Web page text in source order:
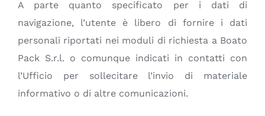
A parte quanto specificato per i dati di
navigazione, l’utente è libero di fornire i dati
personali riportati nei moduli di richiesta a Boato
Pack S.r.l. o comunque indicati in contatti con
l’Ufficio per sollecitare l’invio di materiale
informativo o di altre comunicazioni.